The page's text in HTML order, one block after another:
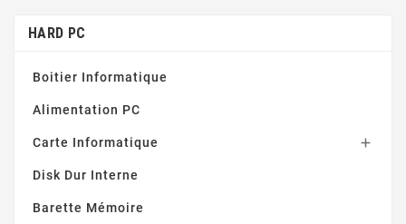
HARD PC
Boitier Informatique
Alimentation PC
Carte Informatique 
Disk Dur Interne
Barette Mémoire